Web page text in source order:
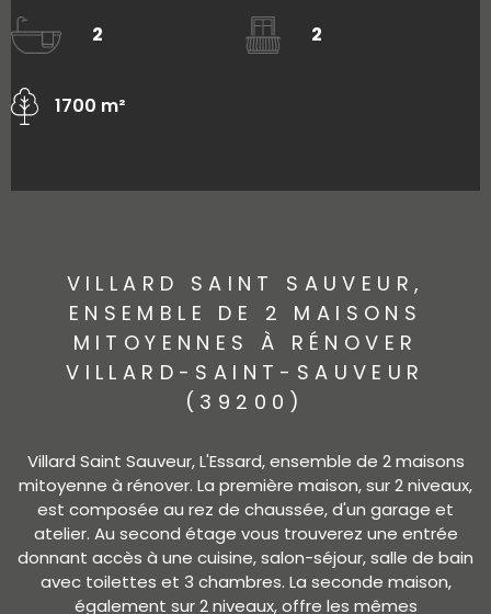
2 2
1700 m²
VILLARD SAINT SAUVEUR,
ENSEMBLE DE 2 MAISONS
MITOYENNES À RÉNOVER
VILLARD-SAINT-SAUVEUR
(39200)
Villard Saint Sauveur, L'Essard, ensemble de 2 maisons
mitoyenne à rénover. La première maison, sur 2 niveaux,
est composée au rez de chaussée, d'un garage et
atelier. Au second étage vous trouverez une entrée
donnant accès à une cuisine, salon-séjour, salle de bain
avec toilettes et 3 chambres. La seconde maison,
également sur 2 niveaux, offre les mêmes